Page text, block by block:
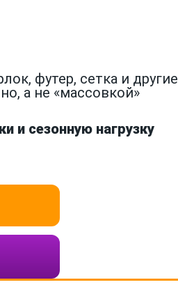
футер, сетка и другие
а не «массовкой»
и сезонную нагрузку